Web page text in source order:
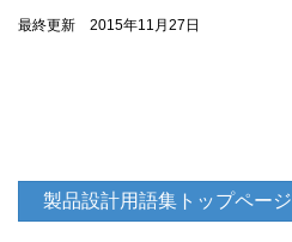
最終更新 2015年11月27日
製品設計用語集トップページ